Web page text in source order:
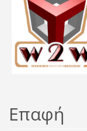
Επαφή